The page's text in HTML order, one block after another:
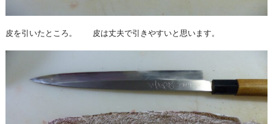
皮を引いたところ。 皮は丈夫で引きやすいと思います。